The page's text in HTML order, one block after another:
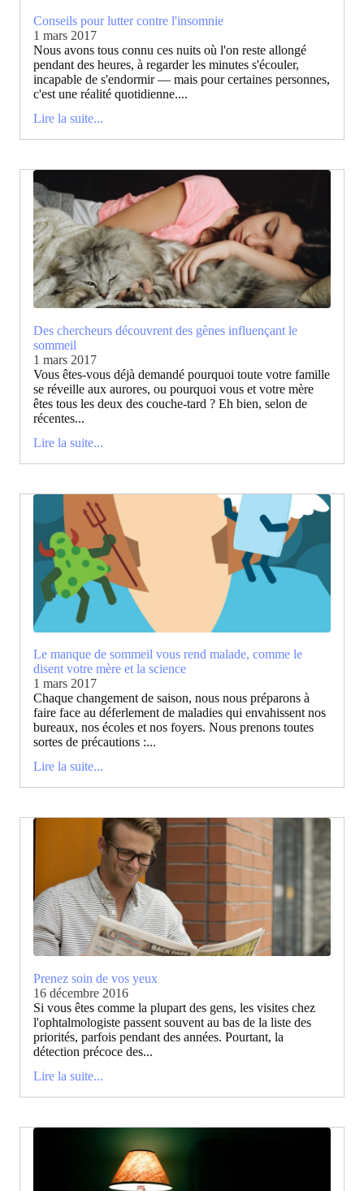
Conseils pour lutter contre l'insomnie
1 mars 2017
Nous avons tous connu ces nuits où l'on reste allongé
pendant des heures, à regarder les minutes s'écouler,
incapable de s'endormir — mais pour certaines personnes,
c'est une réalité quotidienne....
Lire la suite...
Des chercheurs découvrent des gènes influençant le
sommeil
1 mars 2017
Vous êtes-vous déjà demandé pourquoi toute votre famille
se réveille aux aurores, ou pourquoi vous et votre mère
êtes tous les deux des couche-tard ? Eh bien, selon de
récentes...
Lire la suite...
Le manque de sommeil vous rend malade, comme le
disent votre mère et la science
1 mars 2017
Chaque changement de saison, nous nous préparons à
faire face au déferlement de maladies qui envahissent nos
bureaux, nos écoles et nos foyers. Nous prenons toutes
sortes de précautions :...
Lire la suite...
Prenez soin de vos yeux
16 décembre 2016
Si vous êtes comme la plupart des gens, les visites chez
l'ophtalmologiste passent souvent au bas de la liste des
priorités, parfois pendant des années. Pourtant, la
détection précoce des...
Lire la suite...